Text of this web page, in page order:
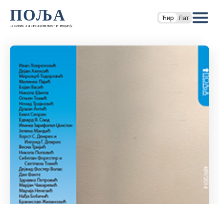
ПОЉА
часопис за књижевност и теорију
Ћир Лат